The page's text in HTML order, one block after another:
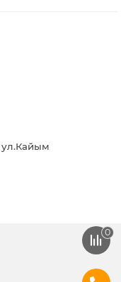
ул.Кайым
0